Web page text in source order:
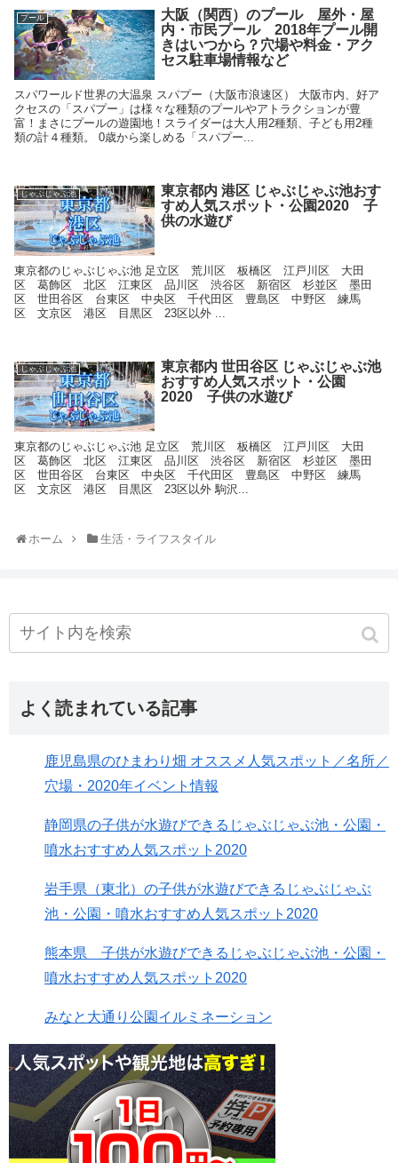
プール
大阪（関西）のプール 屋外・屋
内・市民プール 2018年プール開
きはいつから？穴場や料金・アク
セス駐車場情報など
スパワールド世界の大温泉 スパプー（大阪市浪速区） 大阪市内、好ア
クセスの「スパプー」は様々な種類のプールやアトラクションが豊
富！まさにプールの遊園地！スライダーは大人用2種類、子ども用2種
類の計４種類。 0歳から楽しめる「スパプー...
じゃぶじゃぶ池
東京都内 港区 じゃぶじゃぶ池おす
すめ人気スポット・公園2020 子
供の水遊び
東京都のじゃぶじゃぶ池 足立区 荒川区 板橋区 江戸川区 大田
区 葛飾区 北区 江東区 品川区 渋谷区 新宿区 杉並区 墨田
区 世田谷区 台東区 中央区 千代田区 豊島区 中野区 練馬
区 文京区 港区 目黒区 23区以外 ...
じゃぶじゃぶ池
東京都内 世田谷区 じゃぶじゃぶ池
おすすめ人気スポット・公園
2020 子供の水遊び
東京都のじゃぶじゃぶ池 足立区 荒川区 板橋区 江戸川区 大田
区 葛飾区 北区 江東区 品川区 渋谷区 新宿区 杉並区 墨田
区 世田谷区 台東区 中央区 千代田区 豊島区 中野区 練馬
区 文京区 港区 目黒区 23区以外 駒沢...
ホーム 生活・ライフスタイル
よく読まれている記事
鹿児島県のひまわり畑 オススメ人気スポット／名所／
穴場・2020年イベント情報
静岡県の子供が水遊びできるじゃぶじゃぶ池・公園・
噴水おすすめ人気スポット2020
岩手県（東北）の子供が水遊びできるじゃぶじゃぶ
池・公園・噴水おすすめ人気スポット2020
熊本県 子供が水遊びできるじゃぶじゃぶ池・公園・
噴水おすすめ人気スポット2020
みなと大通り公園イルミネーション